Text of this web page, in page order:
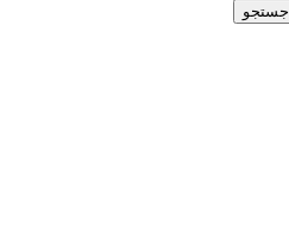
جستجو